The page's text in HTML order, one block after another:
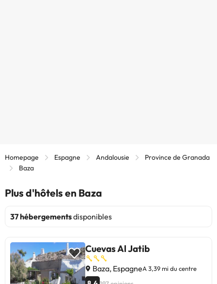
Homepage Espagne Andalousie
Province de Granada
Baza
Plus d'hôtels en Baza
37 hébergementsdisponibles
Cuevas Al Jatib
Baza, EspagneA 3,39 mi du centre